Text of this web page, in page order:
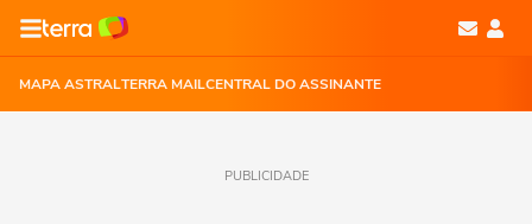
MAPA ASTRALTERRA MAILCENTRAL DO ASSINANTE
PUBLICIDADE